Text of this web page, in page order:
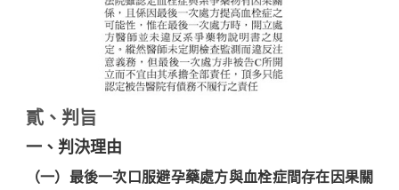
貳、判旨
一、判決理由
（一）最後一次口服避孕藥處方與血栓症間存在因果關